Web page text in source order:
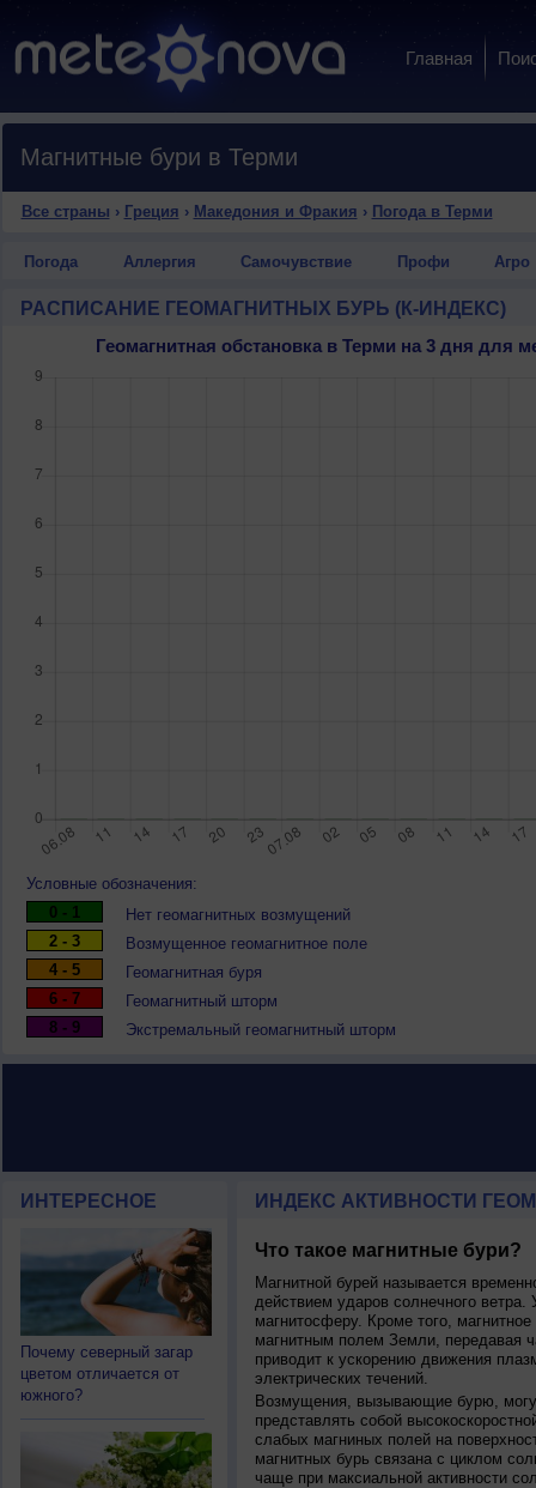
Главная
Магнитные бури в Терми
Все страны › Греция › Македония и Фракия › Погода в Терми
Погода Аллергия Самочувствие Профи Агро
РАСПИСАНИЕ ГЕОМАГНИТНЫХ БУРЬ (К-ИНДЕКС)
Геомагнитная обстановка в Терми на 3 дня для
Условные обозначения:
0 - 1
Нет геомагнитных возмущений
2 - 3
Возмущенное геомагнитное поле
4 - 5
Геомагнитная буря
6 - 7
Геомагнитный шторм
8 - 9
Экстремальный геомагнитный шторм
ИНТЕРЕСНОЕ
Почему северный загар
цветом отличается от
южного?
ИНДЕКС АКТИВНОСТИ
Что такое магнитные бури?
Магнитной бурей называется
действием ударов солнечного ветра.
магнитосферу. Кроме того,
магнитным полем Земли, передавая
приводит к ускорению движения
электрических течений.
Возмущения, вызывающие бурю,
представлять собой
слабых магниных полей на
магнитных бурь связана с циклом
чаще при максиальной активности